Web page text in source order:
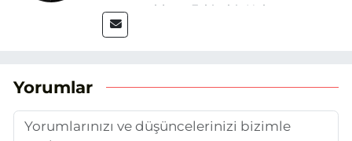
mezun oldum. Eskişehir Haber
Ajansı’nda (EHA) muhabir ve editör
Yorumlar